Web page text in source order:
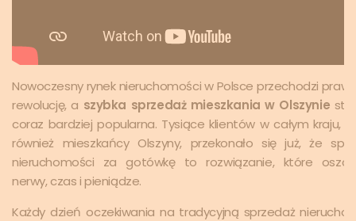
Nowoczesny rynek nieruchomości w Polsce przechodzi
rewolucję, a szybka sprzedaż mieszkania w Olszynie
coraz bardziej popularna. Tysiące klientów w całym kraju,
również mieszkańcy Olszyny, przekonało się już, że
nieruchomości za gotówkę to rozwiązanie, które
nerwy, czas i pieniądze.
Każdy dzień oczekiwania na tradycyjną sprzedaż